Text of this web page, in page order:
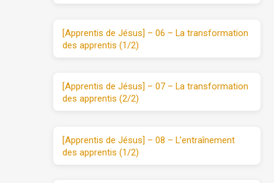
[Apprentis de Jésus] – 06 – La transformation
des apprentis (1/2)
[Apprentis de Jésus] – 07 – La transformation
des apprentis (2/2)
[Apprentis de Jésus] – 08 – L’entraînement
des apprentis (1/2)